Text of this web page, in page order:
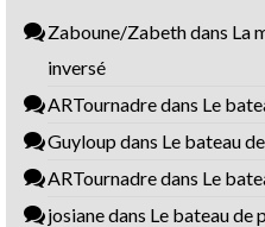
Zaboune/Zabethdans La
inversé
ARTournadredans Le
Guyloup dans Le bateau
ARTournadredans Le
josianedans Le bateau de